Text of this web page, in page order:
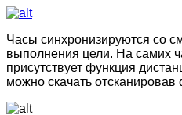
Часы синхронизируются со
выполнения цели. На самих
присутствует функция
можно скачать отсканировав